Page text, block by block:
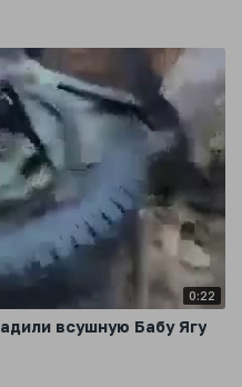
0:22
всушную Бабу Ягу